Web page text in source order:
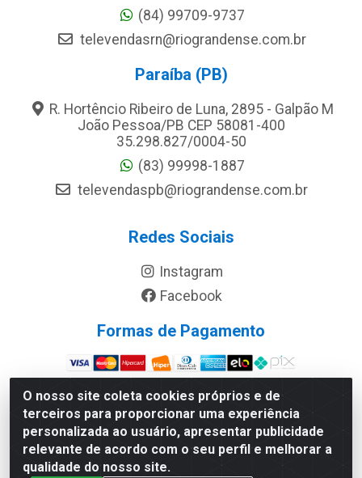
O nosso site coleta cookies próprios e de
terceiros para proporcionar uma experiência
personalizada ao usuário, apresentar publicidade
relevante de acordo com o seu perfil e melhorar a
qualidade do nosso site.
(84) 99709-9737
televendasrn@riograndense.com.br
Paraíba (PB)
R. Hortêncio Ribeiro de Luna, 2895 - Galpão M
João Pessoa/PB CEP 58081-400
35.298.827/0004-50
(83) 99998-1887
televendaspb@riograndense.com.br
Redes Sociais
Instagram
Facebook
Formas de Pagamento
Site Seguro